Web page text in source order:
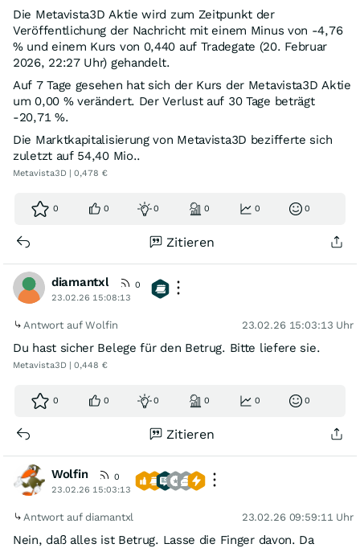
Die Metavista3D Aktie wird zum Zeitpunkt der
Veröffentlichung der Nachricht mit einem Minus von -4,76
% und einem Kurs von 0,440 auf Tradegate (20. Februar
2026, 22:27 Uhr) gehandelt.
Auf 7 Tage gesehen hat sich der Kurs der Metavista3D Aktie
um 0,00 % verändert. Der Verlust auf 30 Tage beträgt
-20,71 %.
Die Marktkapitalisierung von Metavista3D bezifferte sich
zuletzt auf 54,40 Mio..
Metavista3D | 0,478 €
0 0 0 0 0 0
Zitieren
diamantxl
0
23.02.26 15:08:13
Antwort auf Wolfin 23.02.26 15:03:13 Uhr
Du hast sicher Belege für den Betrug. Bitte liefere sie.
Metavista3D | 0,448 €
0 0 0 0 0 0
Zitieren
Wolfin
0
23.02.26 15:03:13
Antwort auf diamantxl 23.02.26 09:59:11 Uhr
Nein, daß alles ist Betrug. Lasse die Finger davon. Da